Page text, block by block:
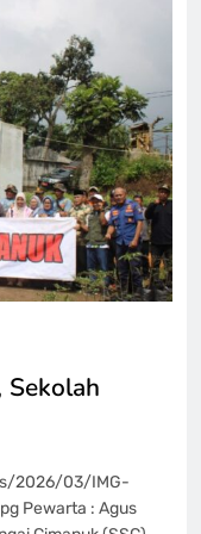
2026/03/IMG-
Pewarta : Agus